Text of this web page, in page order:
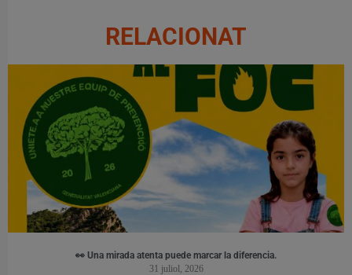
RELACIONAT
👀 Una mirada atenta puede marcar la diferencia.
31 juliol, 2026